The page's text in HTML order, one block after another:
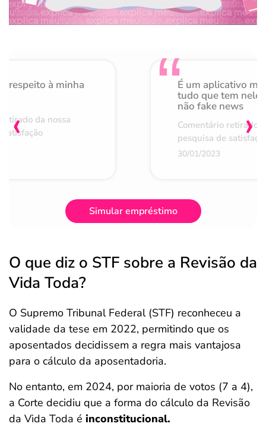
respeito à minha
da nossa
É um aplicativo
tudo que tem nele
não fake news
Comentário retirado
pesquisa de
30/01/2023
‹ ›
Simular empréstimo
O que diz o STF sobre a Revisão da
Vida Toda?
O Supremo Tribunal Federal (STF) reconheceu a
validade da tese em 2022, permitindo que os
aposentados decidissem a regra mais vantajosa
para o cálculo da aposentadoria.
No entanto, em 2024, por maioria de votos (7 a 4),
a Corte decidiu que a forma do cálculo da Revisão
da Vida Toda é inconstitucional.